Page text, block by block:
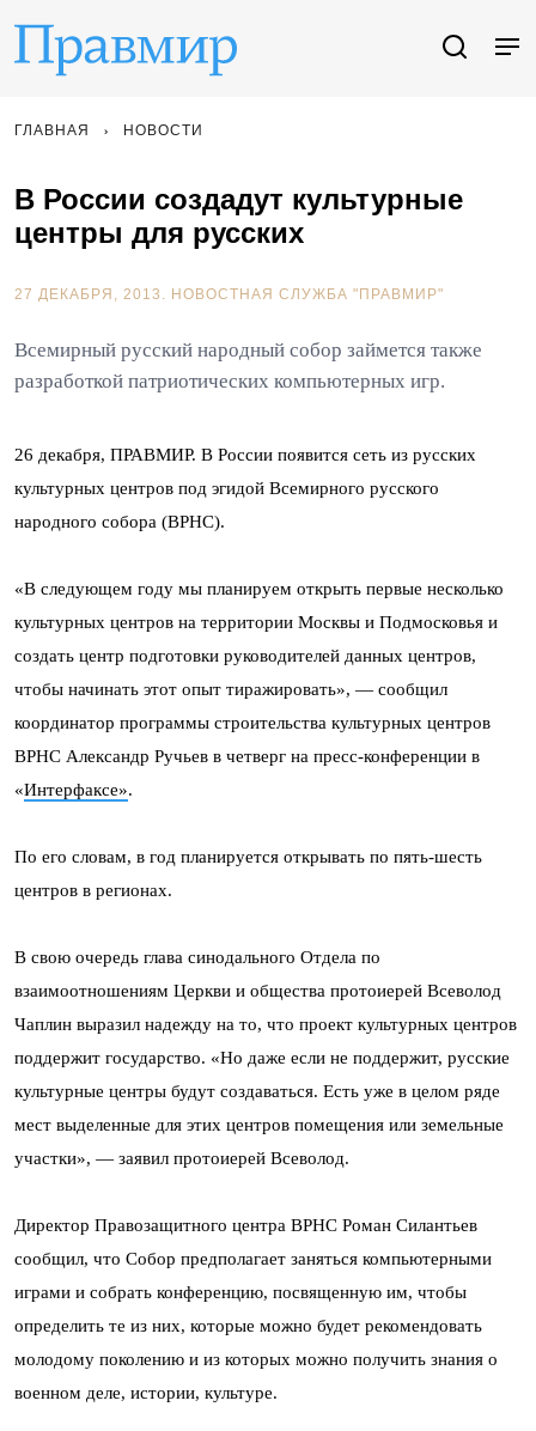
ГЛАВНАЯ НОВОСТИ
В России создадут культурные
центры для русских
27 ДЕКАБРЯ, 2013. НОВОСТНАЯ СЛУЖБА "ПРАВМИР"
Всемирный русский народный собор займется также
разработкой патриотических компьютерных игр.
26 декабря, ПРАВМИР. В России появится сеть из русских
культурных центров под эгидой Всемирного русского
народного собора (ВРНС).
«В следующем году мы планируем открыть первые несколько
культурных центров на территории Москвы и Подмосковья и
создать центр подготовки руководителей данных центров,
чтобы начинать этот опыт тиражировать», — сообщил
координатор программы строительства культурных центров
ВРНС Александр Ручьев в четверг на пресс-конференции в
«Интерфаксе».
По его словам, в год планируется открывать по пять-шесть
центров в регионах.
В свою очередь глава синодального Отдела по
взаимоотношениям Церкви и общества протоиерей Всеволод
Чаплин выразил надежду на то, что проект культурных центров
поддержит государство. «Но даже если не поддержит, русские
культурные центры будут создаваться. Есть уже в целом ряде
мест выделенные для этих центров помещения или земельные
участки», — заявил протоиерей Всеволод.
Директор Правозащитного центра ВРНС Роман Силантьев
сообщил, что Собор предполагает заняться компьютерными
играми и собрать конференцию, посвященную им, чтобы
определить те из них, которые можно будет рекомендовать
молодому поколению и из которых можно получить знания о
военном деле, истории, культуре.